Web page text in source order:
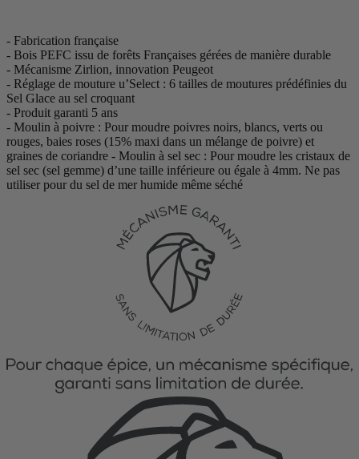
- Fabrication française
- Bois PEFC issu de forêts Françaises gérées de manière durable
- Mécanisme Zirlion, innovation Peugeot
- Réglage de mouture u’Select : 6 tailles de moutures prédéfinies du
Sel Glace au sel croquant
- Produit garanti 5 ans
- Moulin à poivre : Pour moudre poivres noirs, blancs, verts ou
rouges, baies roses (15% maxi dans un mélange de poivre) et
graines de coriandre - Moulin à sel sec : Pour moudre les cristaux de
sel sec (sel gemme) d’une taille inférieure ou égale à 4mm. Ne pas
utiliser pour du sel de mer humide même séché